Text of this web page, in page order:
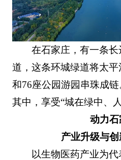
在石家庄，有一条
道，这条环城绿道将太
和76座公园游园串珠成
其中，享受“城在绿中、
动力石
产业升级与
以生物医药产业为